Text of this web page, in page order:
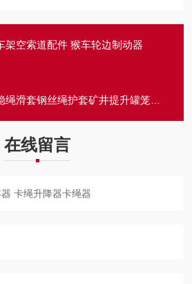
架空索道配件 猴车轮边制动器
滑套钢丝绳护套矿井提升罐笼配件
在线留言